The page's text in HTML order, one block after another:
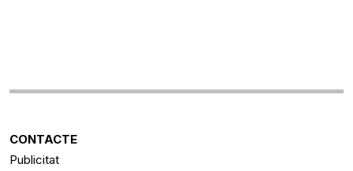
CONTACTE
Publicitat